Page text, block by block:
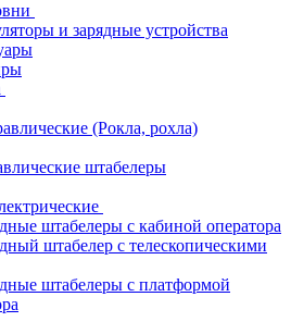
и зарядные устройства
(Рокла, рохла)
штабелеры
штабелеры с кабиной оператора
штабелер с телескопическими
штабелеры с платформой